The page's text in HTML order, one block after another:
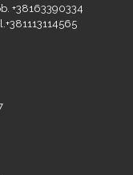
+38163390334